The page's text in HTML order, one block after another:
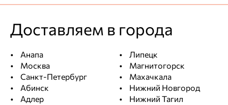
Доставляем в города
Анапа
Москва
Санкт-Петербург
Абинск
Адлер
Липецк
Магнитогорск
Махачкала
Нижний Новгород
Нижний Тагил